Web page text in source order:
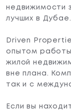
недвижимости
лучших в Дубае.
Driven
опытом
жилой
вне плана.
так и с
Если вы